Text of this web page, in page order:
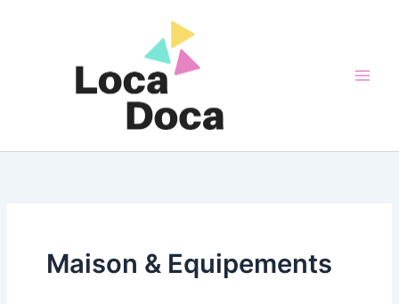
Maison & Equipements